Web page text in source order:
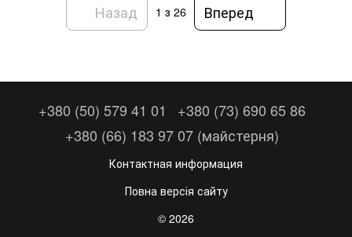
Назад 1 з 26 Вперед
+380 (50) 579 41 01
+380 (73) 690 65 86
+380 (66) 183 97 07 (майстерня)
Контактная информация
Повна версія сайту
© 2026